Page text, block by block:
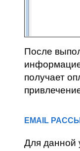
После
получает
EMAIL
Для данной